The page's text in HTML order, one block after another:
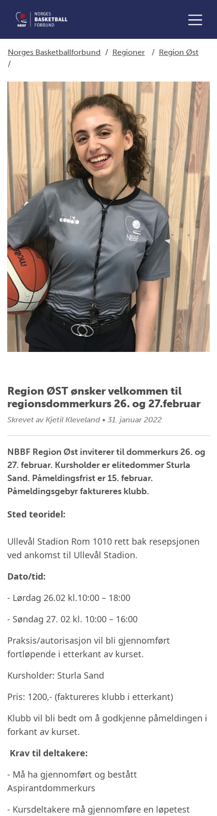
Norges Basketballforbund / Regioner / Region Øst
/
Region ØST ønsker velkommen til
regionsdommerkurs 26. og 27.februar
Skrevet av Kjetil Kleveland • 31. januar 2022
NBBF Region Øst inviterer til dommerkurs 26. og
27. februar. Kursholder er elitedommer Sturla
Sand. Påmeldingsfrist er 15. februar.
Påmeldingsgebyr faktureres klubb.
Sted teoridel:
Ullevål Stadion Rom 1010 rett bak resepsjonen
ved ankomst til Ullevål Stadion.
Dato/tid:
- Lørdag 26.02 kl.10:00 – 18:00
- Søndag 27. 02 kl. 10:00 – 16:00
Praksis/autorisasjon vil bli gjennomført
fortløpende i etterkant av kurset.
Kursholder: Sturla Sand
Pris: 1200,- (faktureres klubb i etterkant)
Klubb vil bli bedt om å godkjenne påmeldingen i
forkant av kurset.
Krav til deltakere:
- Må ha gjennomført og bestått
Aspirantdommerkurs
- Kursdeltakere må gjennomføre en løpetest